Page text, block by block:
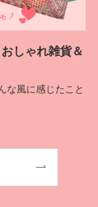
しゃれ雑貨＆
な風に感じたこと